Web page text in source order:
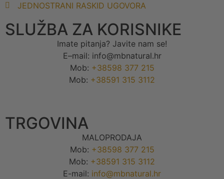
JEDNOSTRANI RASKID UGOVORA
SLUŽBA ZA KORISNIKE
Imate pitanja? Javite nam se!
E–mail: info@mbnatural.hr
Mob: +38598 377 215
Mob: +38591 315 3112
TRGOVINA
MALOPRODAJA
Mob: +38598 377 215
Mob: +38591 315 3112
E-mail: info@mbnatural.hr